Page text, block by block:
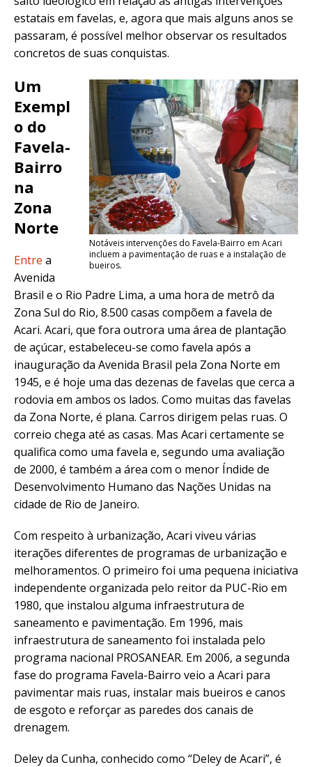
estatais em favelas, e, agora que mais alguns anos se
passaram, é possível melhor observar os resultados
concretos de suas conquistas.
Notáveis intervenções do Favela-Bairro em Acari
incluem a pavimentação de ruas e a instalação de
bueiros.
Um
Exempl
o do
Favela-
Bairro
na
Zona
Norte
Entre a
Avenida
Brasil e o Rio Padre Lima, a uma hora de metrô da
Zona Sul do Rio, 8.500 casas compõem a favela de
Acari. Acari, que fora outrora uma área de plantação
de açúcar, estabeleceu-se como favela após a
inauguração da Avenida Brasil pela Zona Norte em
1945, e é hoje uma das dezenas de favelas que cerca a
rodovia em ambos os lados. Como muitas das favelas
da Zona Norte, é plana. Carros dirigem pelas ruas. O
correio chega até as casas. Mas Acari certamente se
qualifica como uma favela e, segundo uma avaliação
de 2000, é também a área com o menor Índide de
Desenvolvimento Humano das Nações Unidas na
cidade de Rio de Janeiro.
Com respeito à urbanização, Acari viveu várias
iterações diferentes de programas de urbanização e
melhoramentos. O primeiro foi uma pequena iniciativa
independente organizada pelo reitor da PUC-Rio em
1980, que instalou alguma infraestrutura de
saneamento e pavimentação. Em 1996, mais
infraestrutura de saneamento foi instalada pelo
programa nacional PROSANEAR. Em 2006, a segunda
fase do programa Favela-Bairro veio a Acari para
pavimentar mais ruas, instalar mais bueiros e canos
de esgoto e reforçar as paredes dos canais de
drenagem.
Deley da Cunha, conhecido como “Deley de Acari”, é